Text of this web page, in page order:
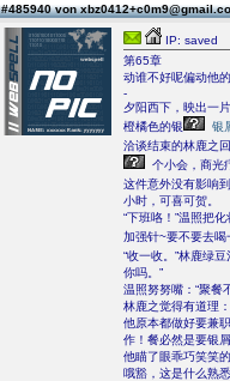
#485940 von
IP: saved
第65章
动谁不好呢偏动他
-
夕阳西下，映出一
橙橘色的银
银
洽谈结束的林鹿之
个小会，商光
这件意外没有影响
小时，可喜可贺。
“下班咯！”温照把
加强针~要不要去
“收一收。”林鹿绿
你吗。”
温照努努嘴：“聚餐
林鹿之觉得有道理
他原本都做好要兼
作！餐必然是要银
他瞄了眼乖巧笑笑
哦豁，这是什么熟